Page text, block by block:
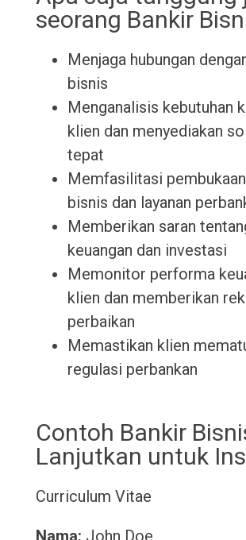
seorang Bankir
Menjaga hubungan
bisnis
Menganalisis kebutuhan
klien dan menyediakan
tepat
Memfasilitasi
bisnis dan layanan
Memberikan saran
keuangan dan investasi
Memonitor performa
klien dan memberikan
perbaikan
Memastikan klien
regulasi perbankan
Contoh Bankir
Lanjutkan untuk
Curriculum Vitae
Nama: John Doe